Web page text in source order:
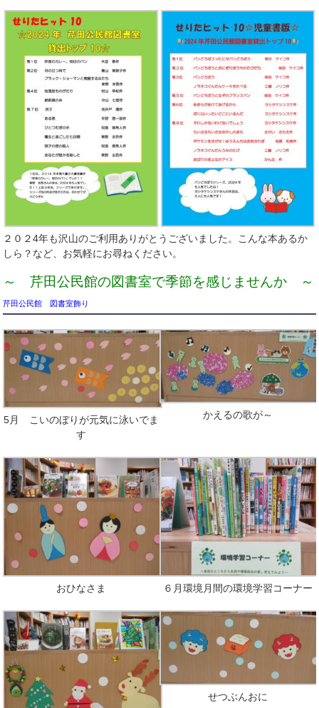
２０２4年も沢山のご利用ありがとうございました。こんな本あるか
しら？など、お気軽にお尋ねください。
～ 芹田公民館の図書室で季節を感じませんか ～
芹田公民館 図書室飾り
5月 こいのぼりが元気に泳いでま
す
かえるの歌が～
おひなさま ６月環境月間の環境学習コーナー
せつぶんおに